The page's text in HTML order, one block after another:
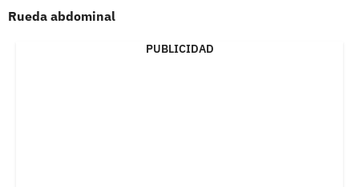
Rueda abdominal
PUBLICIDAD